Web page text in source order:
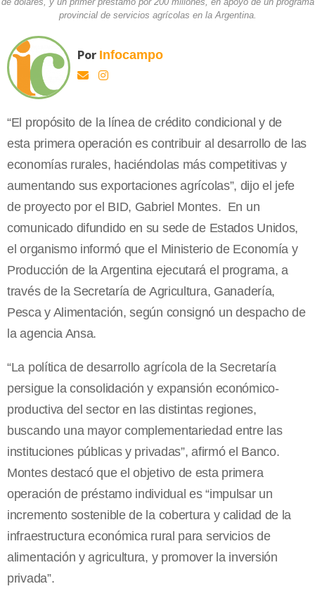
provincial de servicios agrícolas en la Argentina.
Por Infocampo
“El propósito de la línea de crédito condicional y de
esta primera operación es contribuir al desarrollo de las
economías rurales, haciéndolas más competitivas y
aumentando sus exportaciones agrícolas”, dijo el jefe
de proyecto por el BID, Gabriel Montes. En un
comunicado difundido en su sede de Estados Unidos,
el organismo informó que el Ministerio de Economía y
Producción de la Argentina ejecutará el programa, a
través de la Secretaría de Agricultura, Ganadería,
Pesca y Alimentación, según consignó un despacho de
la agencia Ansa.
“La política de desarrollo agrícola de la Secretaría
persigue la consolidación y expansión económico-
productiva del sector en las distintas regiones,
buscando una mayor complementariedad entre las
instituciones públicas y privadas”, afirmó el Banco.
Montes destacó que el objetivo de esta primera
operación de préstamo individual es “impulsar un
incremento sostenible de la cobertura y calidad de la
infraestructura económica rural para servicios de
alimentación y agricultura, y promover la inversión
privada”.